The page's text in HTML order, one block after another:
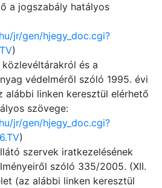
a jogszabály hatályos
jr/gen/hjegy_doc.cgi?
)
és a
védelméről szóló 1995. évi
alábbi linken keresztül elérhető
szövege:
jr/gen/hjegy_doc.cgi?
)
szervek iratkezelésének
szóló 335/2005. (XII.
(az alábbi linken keresztül